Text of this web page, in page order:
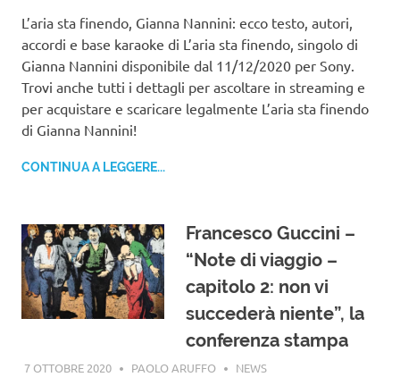
L’aria sta finendo, Gianna Nannini: ecco testo, autori,
accordi e base karaoke di L’aria sta finendo, singolo di
Gianna Nannini disponibile dal 11/12/2020 per Sony.
Trovi anche tutti i dettagli per ascoltare in streaming e
per acquistare e scaricare legalmente L’aria sta finendo
di Gianna Nannini!
CONTINUA A LEGGERE...
Francesco Guccini –
“Note di viaggio –
capitolo 2: non vi
succederà niente”, la
conferenza stampa
7 OTTOBRE 2020 PAOLO ARUFFO NEWS